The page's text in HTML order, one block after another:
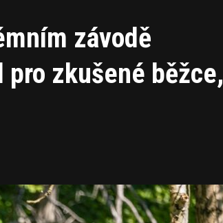
závodě
zkušené běžce,